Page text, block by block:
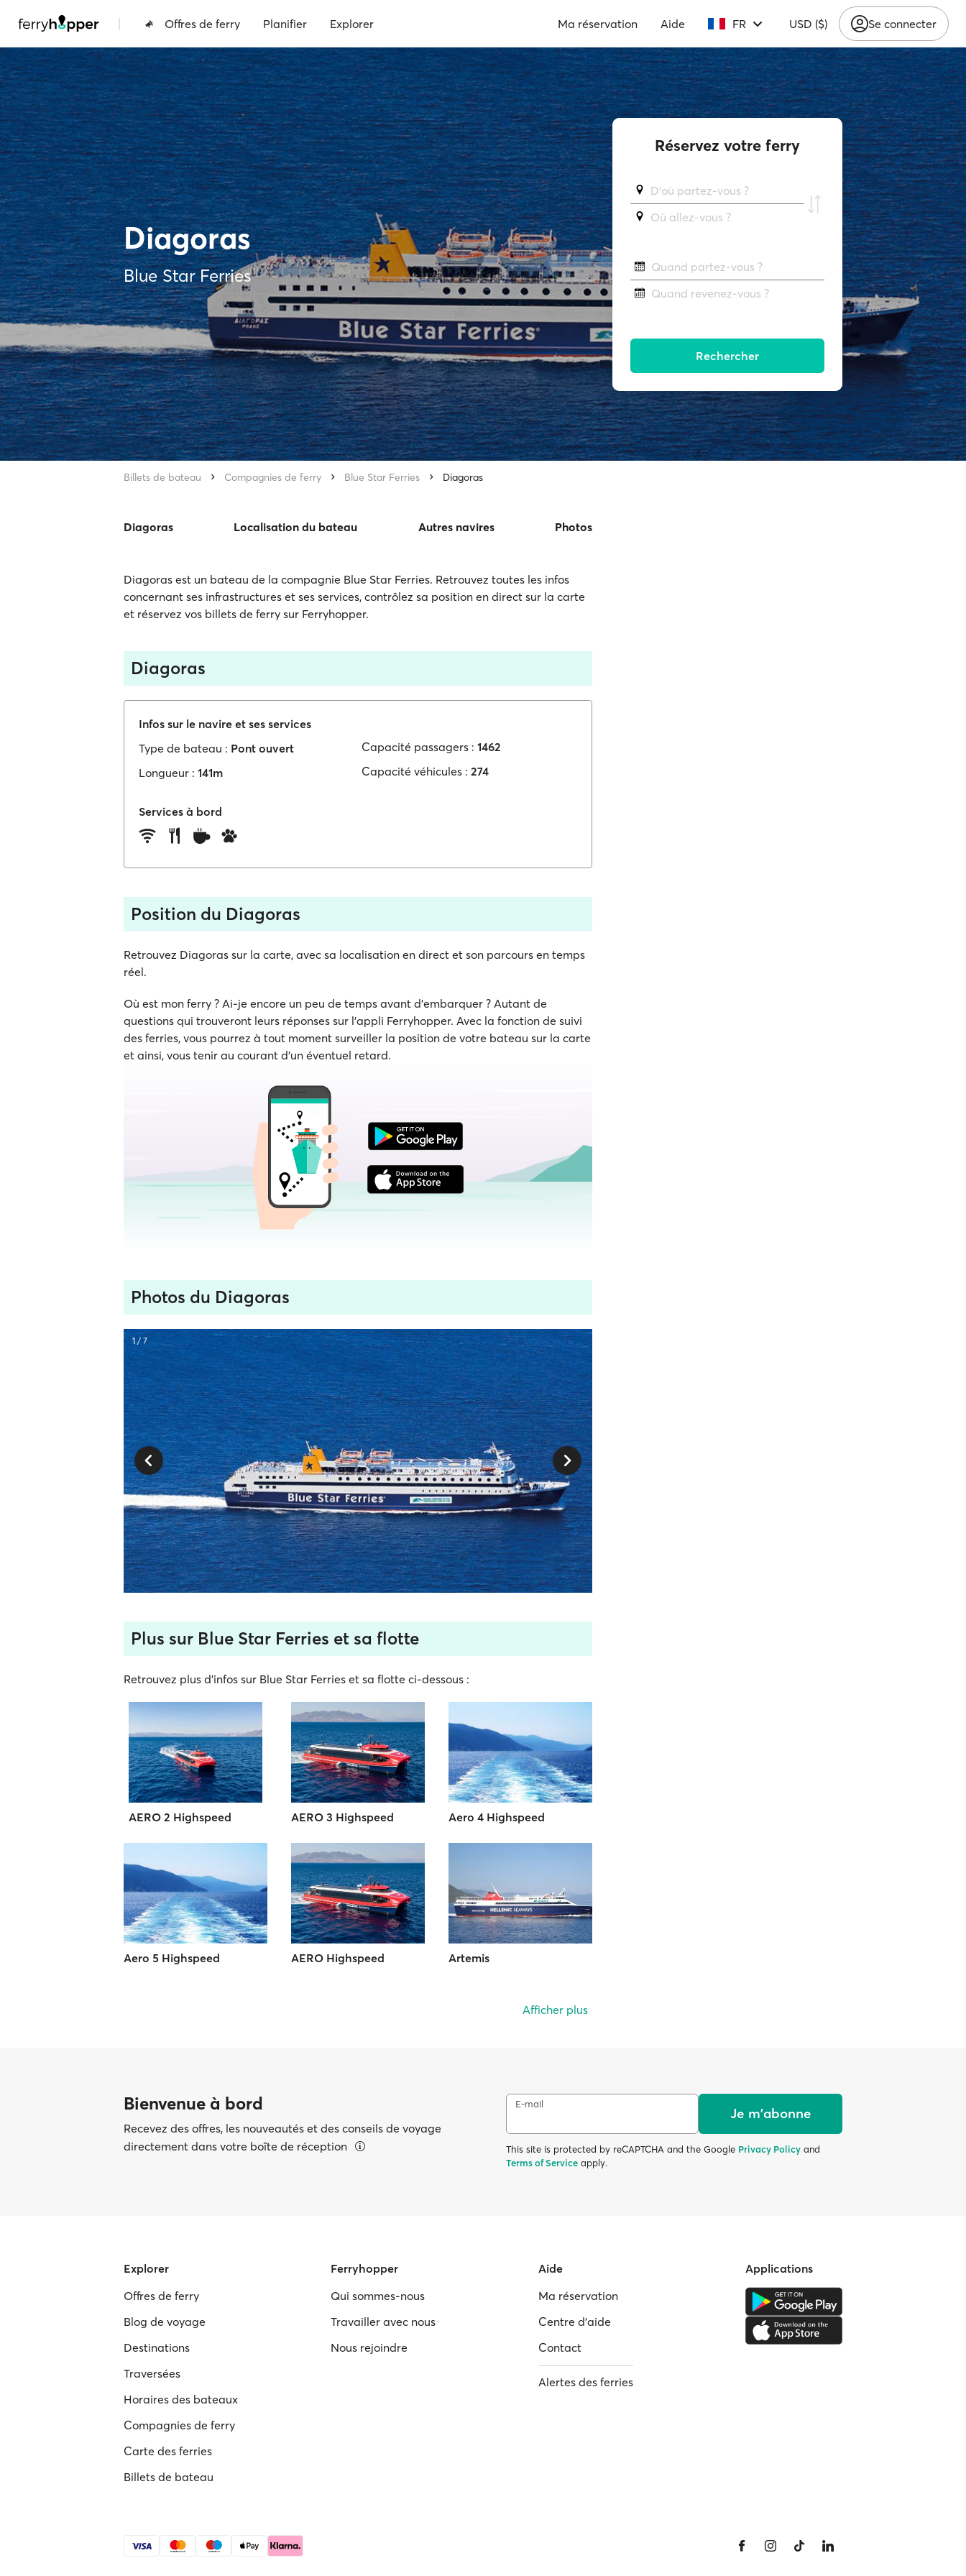
| Offres de ferry Planifier Explorer Ma réservation Aide FR USD ($) Se connecter
Diagoras
Blue Star Ferries
Billets de bateau Compagnies de ferry Blue Star Ferries Diagoras
Diagoras Localisation du bateau Autres navires Photos
Diagoras est un bateau de la compagnie Blue Star Ferries. Retrouvez toutes les infos
concernant ses infrastructures et ses services, contrôlez sa position en direct sur la carte
et réservez vos billets de ferry sur Ferryhopper.
Diagoras
Infos sur le navire et ses services
Type de bateau : Pont ouvert
Longueur : 141m
Capacité passagers : 1462
Capacité véhicules : 274
Services à bord
Position du Diagoras
Retrouvez Diagoras sur la carte, avec sa localisation en direct et son parcours en temps
réel.
Où est mon ferry ? Ai-je encore un peu de temps avant d'embarquer ? Autant de
questions qui trouveront leurs réponses sur l'appli Ferryhopper. Avec la fonction de suivi
des ferries, vous pourrez à tout moment surveiller la position de votre bateau sur la carte
et ainsi, vous tenir au courant d'un éventuel retard.
Photos du Diagoras
1 / 7
Plus sur Blue Star Ferries et sa flotte
Retrouvez plus d'infos sur Blue Star Ferries et sa flotte ci-dessous :
AERO 2 Highspeed AERO 3 Highspeed Aero 4 Highspeed
Aero 5 Highspeed AERO Highspeed Artemis
Afficher plus
Réservez votre ferry
D'où partez-vous ?
Où allez-vous ?
Quand partez-vous ?
Quand revenez-vous ?
Rechercher
Bienvenue à bord
Recevez des offres, les nouveautés et des conseils de voyage
directement dans votre boîte de réception
E-mail
Je m'abonne
This site is protected by reCAPTCHA and the Google Privacy Policy and
Terms of Service apply.
Explorer
Offres de ferry
Blog de voyage
Destinations
Traversées
Horaires des bateaux
Compagnies de ferry
Carte des ferries
Billets de bateau
Ferryhopper
Qui sommes-nous
Travailler avec nous
Nous rejoindre
Aide
Ma réservation
Centre d'aide
Contact
Alertes des ferries
Applications